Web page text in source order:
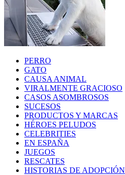
PERRO
GATO
CAUSA ANIMAL
VIRALMENTE GRACIOSO
CASOS ASOMBROSOS
SUCESOS
PRODUCTOS Y MARCAS
HÉROES PELUDOS
CELEBRITIES
EN ESPAÑA
JUEGOS
RESCATES
HISTORIAS DE ADOPCIÓN